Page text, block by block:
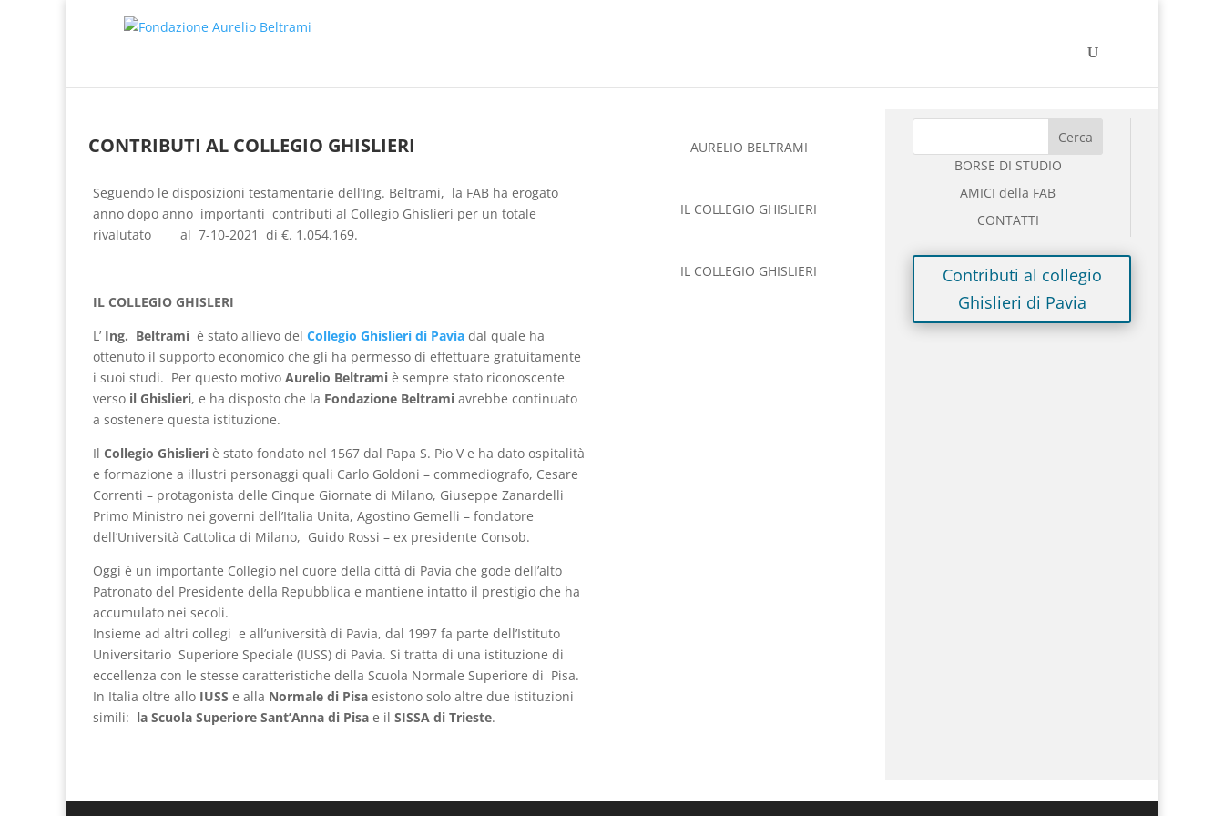
CONTRIBUTI AL COLLEGIO GHISLIERI
Seguendo le disposizioni testamentarie dell’Ing. Beltrami, la FAB ha erogato
anno dopo anno importanti contributi al Collegio Ghislieri per un totale
rivalutato al 7-10-2021 di €. 1.054.169.
IL COLLEGIO GHISLERI
L’ Ing. Beltrami è stato allievo del Collegio Ghislieri di Pavia dal quale ha
ottenuto il supporto economico che gli ha permesso di effettuare gratuitamente
i suoi studi. Per questo motivo Aurelio Beltrami è sempre stato riconoscente
verso il Ghislieri, e ha disposto che la Fondazione Beltrami avrebbe continuato
a sostenere questa istituzione.
Il Collegio Ghislieri è stato fondato nel 1567 dal Papa S. Pio V e ha dato ospitalità
e formazione a illustri personaggi quali Carlo Goldoni – commediografo, Cesare
Correnti – protagonista delle Cinque Giornate di Milano, Giuseppe Zanardelli
Primo Ministro nei governi dell’Italia Unita, Agostino Gemelli – fondatore
dell’Università Cattolica di Milano, Guido Rossi – ex presidente Consob.
Oggi è un importante Collegio nel cuore della città di Pavia che gode dell’alto
Patronato del Presidente della Repubblica e mantiene intatto il prestigio che ha
accumulato nei secoli.
Insieme ad altri collegi e all’università di Pavia, dal 1997 fa parte dell’Istituto
Universitario Superiore Speciale (IUSS) di Pavia. Si tratta di una istituzione di
eccellenza con le stesse caratteristiche della Scuola Normale Superiore di Pisa.
In Italia oltre allo IUSS e alla Normale di Pisa esistono solo altre due istituzioni
simili: la Scuola Superiore Sant’Anna di Pisa e il SISSA di Trieste.
AURELIO BELTRAMI
IL COLLEGIO GHISLIERI
IL COLLEGIO GHISLIERI
BORSE DI STUDIO
AMICI della FAB
CONTATTI
Contributi al collegio
Ghislieri di Pavia